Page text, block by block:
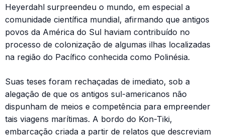
Heyerdahl surpreendeu o mundo, em especial a
comunidade científica mundial, afirmando que antigos
povos da América do Sul haviam contribuído no
processo de colonização de algumas ilhas localizadas
na região do Pacífico conhecida como Polinésia.
Suas teses foram rechaçadas de imediato, sob a
alegação de que os antigos sul-americanos não
dispunham de meios e competência para empreender
tais viagens marítimas. A bordo do Kon-Tiki,
embarcação criada a partir de relatos que descreviam